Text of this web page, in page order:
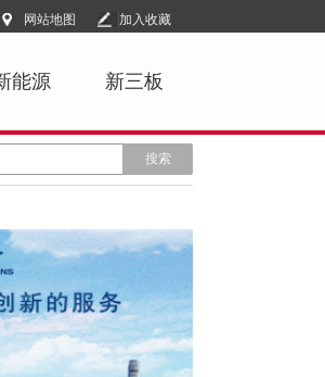
网站地图 加入收藏
能源 新三板